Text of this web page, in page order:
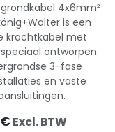
grondkabel 4x6mm²
is een
krachtkabel met
ontworpen
3-fase
en vaste
€Excl. BTW